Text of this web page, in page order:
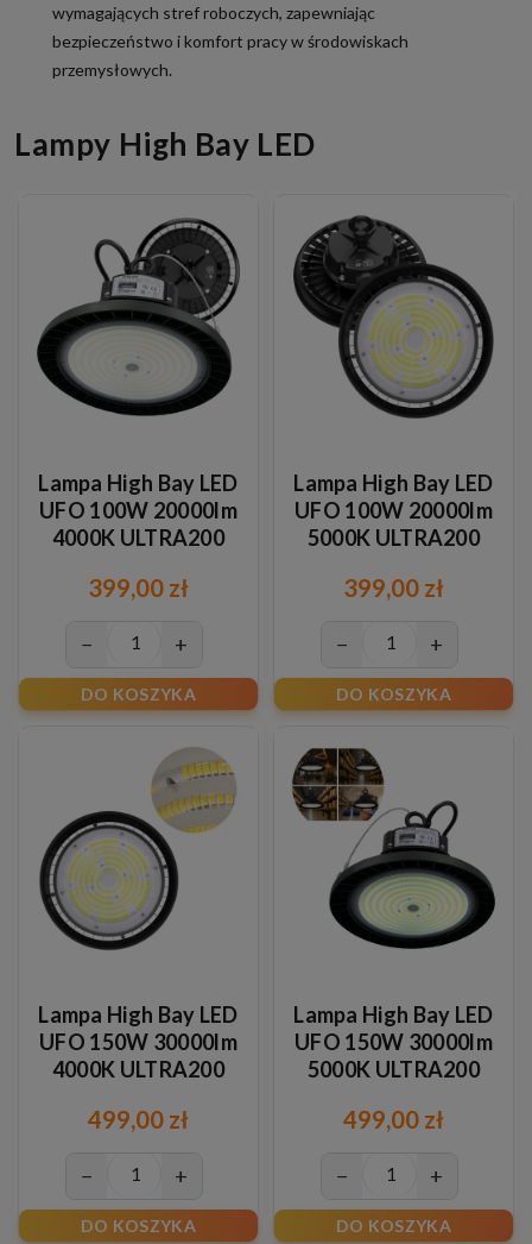
wymagających stref roboczych, zapewniając
bezpieczeństwo i komfort pracy w środowiskach
przemysłowych.
Lampy High Bay LED
Lampa High Bay LED
UFO 100W 20000lm
4000K ULTRA200
399,00 zł
− +
DO KOSZYKA
Lampa High Bay LED
UFO 100W 20000lm
5000K ULTRA200
399,00 zł
− +
DO KOSZYKA
Lampa High Bay LED
UFO 150W 30000lm
4000K ULTRA200
499,00 zł
− +
DO KOSZYKA
Lampa High Bay LED
UFO 150W 30000lm
5000K ULTRA200
499,00 zł
− +
DO KOSZYKA